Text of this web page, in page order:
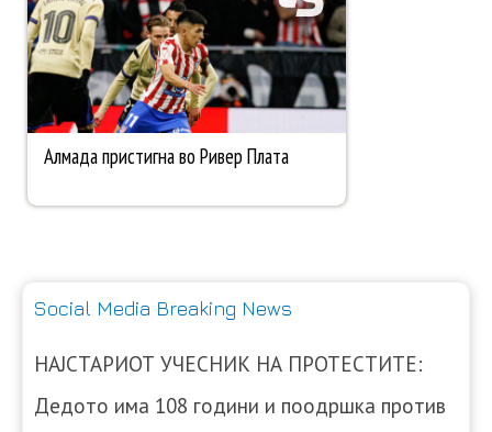
Social Media Breaking News
НАЈСТАРИОТ УЧЕСНИК НА ПРОТЕСТИТЕ:
Дедото има 108 години и поодршка против